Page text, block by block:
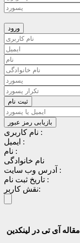
نام کاربری :
ایمیل :
نام :
نام خانوادگی
آدرس وب سایت :
تاریخ ثبت نام :
نقش کاربر:
مقاله آی تی در لینکدین